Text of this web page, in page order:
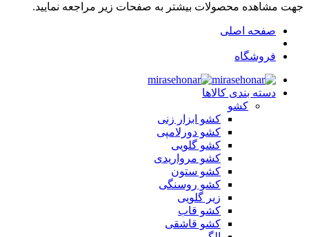
جهت مشاهده محصولات بیشتر به صفحات زیر مراجعه نمایید.
صفحه اصلی
فروشگاه
دسته بندی کالاها
کشو
کشو ابزار زنی
کشو دورلامپی
کشو گلویی
کشو مرواریدی
کشو ستون
کشو روسنگی
زیر گلویی
کشو قاب
کشو قاشقی